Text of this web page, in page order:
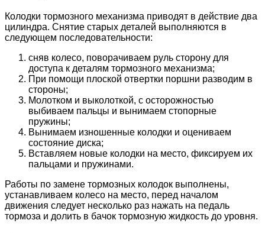
Колодки тормозного механизма приводят в действие два
цилиндра. Снятие старых деталей выполняются в
следующем последовательности:
сняв колесо, поворачиваем руль сторону для
доступа к деталям тормозного механизма;
При помощи плоской отвертки поршни разводим в
стороны;
Молотком и выколоткой, с осторожностью
выбиваем пальцы и вынимаем стопорные
пружины;
Вынимаем изношенные колодки и оцениваем
состояние диска;
Вставляем новые колодки на место, фиксируем их
пальцами и пружинами.
Работы по замене тормозных колодок выполнены,
устанавливаем колесо на место, перед началом
движения следует несколько раз нажать на педаль
тормоза и долить в бачок тормозную жидкость до уровня.